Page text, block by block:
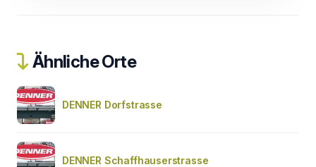
Ähnliche Orte
DENNER Dorfstrasse
DENNER Schaffhauserstrasse